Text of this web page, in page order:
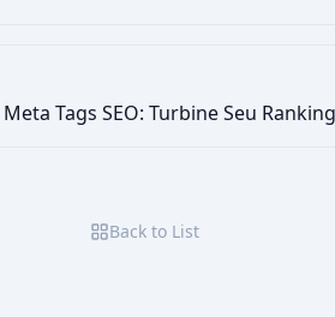
Tags SEO: Turbine Seu
Back to List